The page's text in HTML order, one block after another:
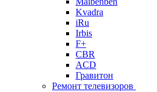
Kvadra
iRu
Irbis
F+
CBR
ACD
Гравитон
Ремонт телевизоров